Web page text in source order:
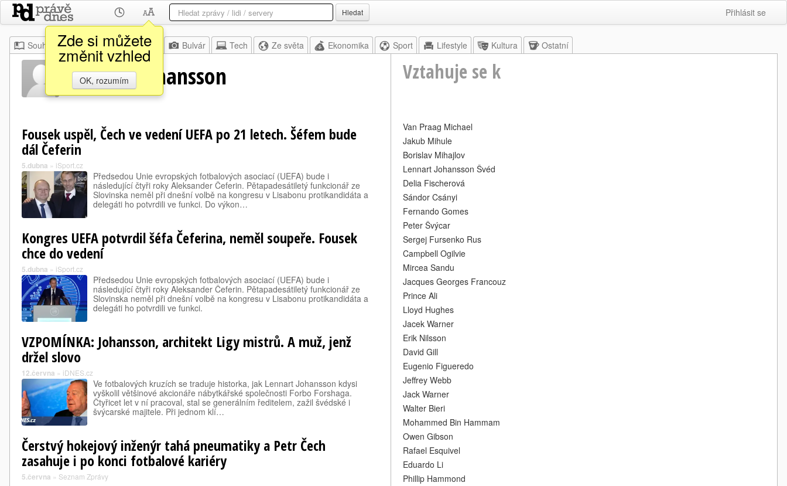
Zde si můžete
změnit vzhled
OK, rozumím
Hledat Přihlásit se
Souhrn Moje Z domova Bulvár Tech Ze světa Ekonomika Sport Lifestyle Kultura Ostatní
Lennart Johansson Vztahuje se k
Fousek uspěl, Čech ve vedení UEFA po 21 letech. Šéfem bude
dál Čeferin
5.dubna » iSport.cz
Předsedou Unie evropských fotbalových asociací (UEFA) bude i
následující čtyři roky Aleksander Čeferin. Pětapadesátiletý funkcionář ze
Slovinska neměl při dnešní volbě na kongresu v Lisabonu protikandidáta a
delegáti ho potvrdili ve funkci. Do výkon…
Kongres UEFA potvrdil šéfa Čeferina, neměl soupeře. Fousek
chce do vedení
5.dubna » iSport.cz
Předsedou Unie evropských fotbalových asociací (UEFA) bude i
následující čtyři roky Aleksander Čeferin. Pětapadesátiletý funkcionář ze
Slovinska neměl při dnešní volbě na kongresu v Lisabonu protikandidáta a
delegáti ho potvrdili ve funkci.
VZPOMÍNKA: Johansson, architekt Ligy mistrů. A muž, jenž
držel slovo
12.června » iDNES.cz
Ve fotbalových kruzích se traduje historka, jak Lennart Johansson kdysi
vyškolil většinové akcionáře nábytkářské společnosti Forbo Forshaga.
Čtyřicet let v ní pracoval, stal se generálním ředitelem, zažil švédské i
švýcarské majitele. Při jednom klí…
Čerstvý hokejový inženýr tahá pneumatiky a Petr Čech
zasahuje i po konci fotbalové kariéry
5.června » Seznam Zprávy
Van Praag Michael
Jakub Mihule
Borislav Mihajlov
Lennart Johansson Švéd
Delia Fischerová
Sándor Csányi
Fernando Gomes
Peter Švýcar
Sergej Fursenko Rus
Campbell Ogilvie
Mircea Sandu
Jacques Georges Francouz
Prince Ali
Lloyd Hughes
Jacek Warner
Erik Nilsson
David Gill
Eugenio Figueredo
Jeffrey Webb
Jack Warner
Walter Bieri
Mohammed Bin Hammam
Owen Gibson
Rafael Esquivel
Eduardo Li
Phillip Hammond